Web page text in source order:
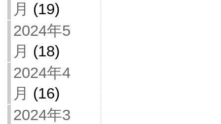
月 (19)
2024年5
月 (18)
2024年4
月 (16)
2024年3